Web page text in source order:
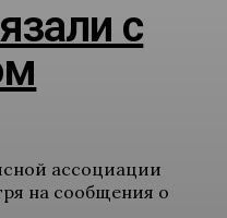
с
ассоциации
на сообщения о